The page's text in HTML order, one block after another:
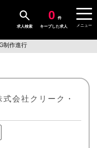
求人検索
0
件
キープした求人
メニュー
制作進行
会社クリーク・